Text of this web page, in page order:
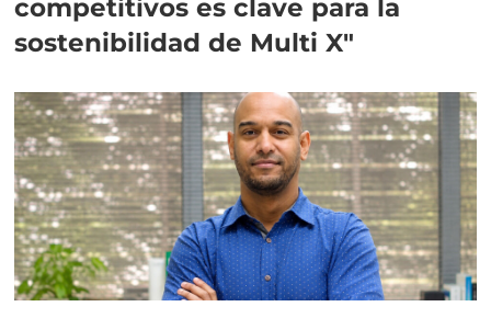
competitivos es clave para la
sostenibilidad de Multi X"